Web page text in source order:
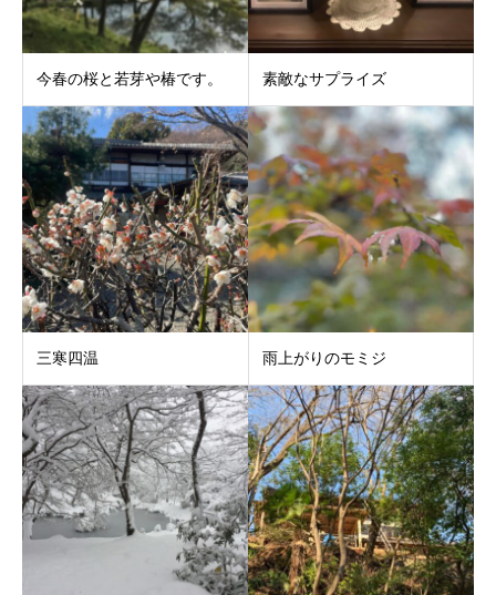
今春の桜と若芽や椿です。 素敵なサプライズ
三寒四温 雨上がりのモミジ